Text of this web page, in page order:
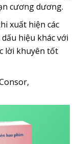
cương dương.
xuất hiện các
hiệu khác với
lời khuyên tốt